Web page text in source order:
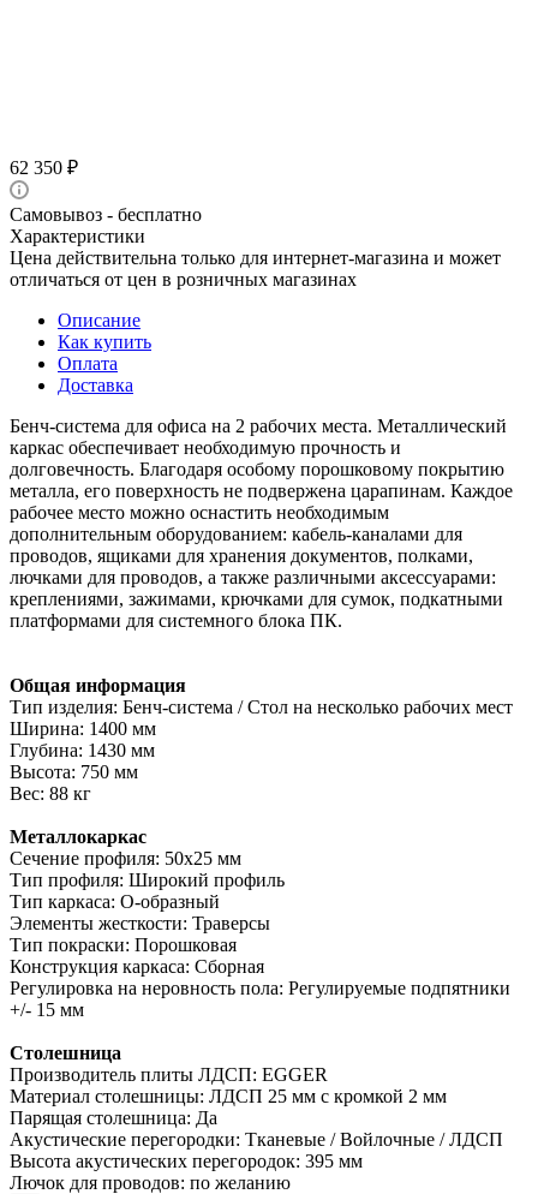
62 350 ₽
Самовывоз - бесплатно
Характеристики
Цена действительна только для интернет-магазина и может
отличаться от цен в розничных магазинах
Описание
Как купить
Оплата
Доставка
Бенч-система для офиса на 2 рабочих места. Металлический
каркас обеспечивает необходимую прочность и
долговечность. Благодаря особому порошковому покрытию
металла, его поверхность не подвержена царапинам. Каждое
рабочее место можно оснастить необходимым
дополнительным оборудованием: кабель-каналами для
проводов, ящиками для хранения документов, полками,
лючками для проводов, а также различными аксессуарами:
креплениями, зажимами, крючками для сумок, подкатными
платформами для системного блока ПК.
Общая информация
Тип изделия: Бенч-система / Стол на несколько рабочих мест
Ширина: 1400 мм
Глубина: 1430 мм
Высота: 750 мм
Вес: 88 кг
Металлокаркас
Сечение профиля: 50х25 мм
Тип профиля: Широкий профиль
Тип каркаса: О-образный
Элементы жесткости: Траверсы
Тип покраски: Порошковая
Конструкция каркаса: Сборная
Регулировка на неровность пола: Регулируемые подпятники
+/- 15 мм
Столешница
Производитель плиты ЛДСП: EGGER
Материал столешницы: ЛДСП 25 мм с кромкой 2 мм
Парящая столешница: Да
Акустические перегородки: Тканевые / Войлочные / ЛДСП
Высота акустических перегородок: 395 мм
Лючок для проводов: по желанию